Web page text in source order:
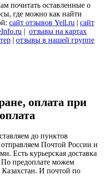
почитать оставленные о
где можно как найти
сайт отзывов Yell.ru | сайт
| отзывы на картах
| отзывы в нашей группе
оплата при
до пунктов
Почтой России и
Есть курьерская доставка
предоплате можем
И почтой по